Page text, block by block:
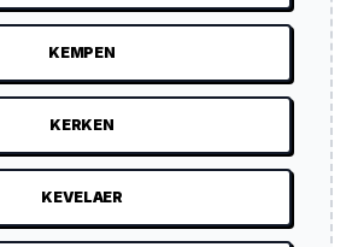
KEMPEN
KERKEN
KEVELAER